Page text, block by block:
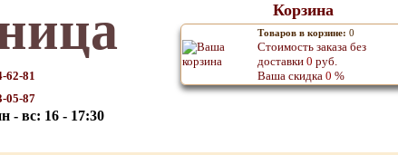
62-81
05-87
- вс: 16 - 17:30
Корзина
Товаров в корзине: 0
Стоимость заказа без
доставки 0 руб.
Ваша скидка 0 %